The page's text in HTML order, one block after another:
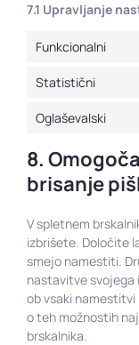
7.1 Upravljanje
Funkcionalni
Statistični
Oglaševalski
8.
brisanje
V spletnem
izbrišete. Določite
smejo namestiti.
nastavitve
ob vsaki
o teh možnostih
brskalnika.